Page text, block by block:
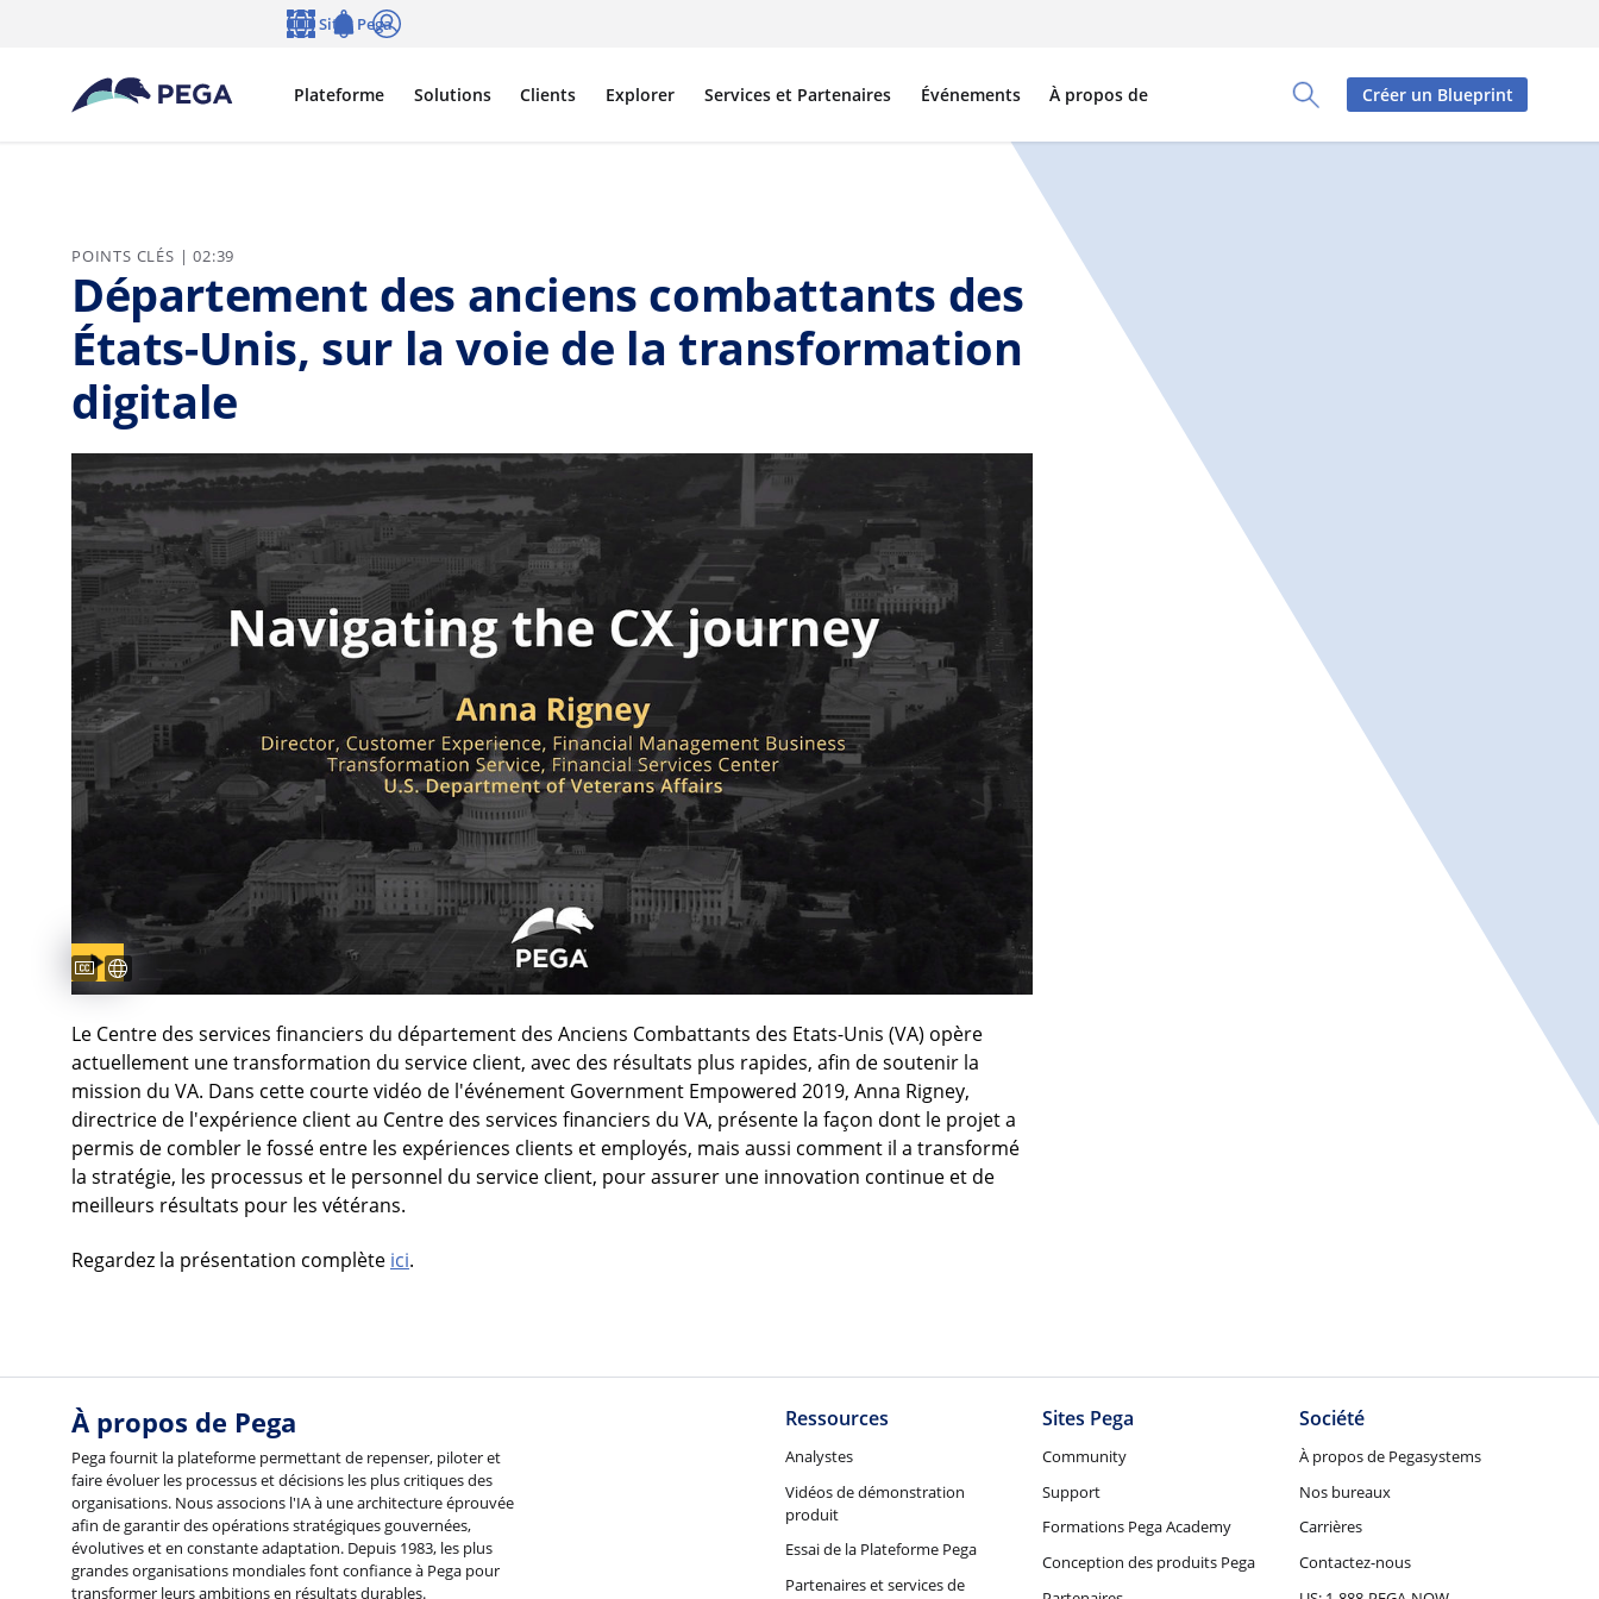
Passer directement au contenu principal
Toggle Search Panel
Plateforme Solutions Clients Explorer Services et Partenaires Événements À propos de
Sites Pega
Créer un Blueprint
POINTS CLÉS | 02:39
Département des anciens combattants des
États-Unis, sur la voie de la transformation
digitale
Sous-titres disponibles
Captions available
Le Centre des services financiers du département des Anciens Combattants des Etats-Unis (VA) opère
actuellement une transformation du service client, avec des résultats plus rapides, afin de soutenir la
mission du VA. Dans cette courte vidéo de l'événement Government Empowered 2019, Anna Rigney,
directrice de l'expérience client au Centre des services financiers du VA, présente la façon dont le projet a
permis de combler le fossé entre les expériences clients et employés, mais aussi comment il a transformé
la stratégie, les processus et le personnel du service client, pour assurer une innovation continue et de
meilleurs résultats pour les vétérans.
Regardez la présentation complète ici.
À propos de Pega
Pega fournit la plateforme permettant de repenser, piloter et
faire évoluer les processus et décisions les plus critiques des
organisations. Nous associons l'IA à une architecture éprouvée
afin de garantir des opérations stratégiques gouvernées,
évolutives et en constante adaptation. Depuis 1983, les plus
grandes organisations mondiales font confiance à Pega pour
transformer leurs ambitions en résultats durables.
Ressources
Analystes
Vidéos de démonstration
produit
Essai de la Plateforme Pega
Partenaires et services de
Sites Pega
Community
Support
Formations Pega Academy
Conception des produits Pega
Société
À propos de Pegasystems
Nos bureaux
Carrières
Contactez-nous